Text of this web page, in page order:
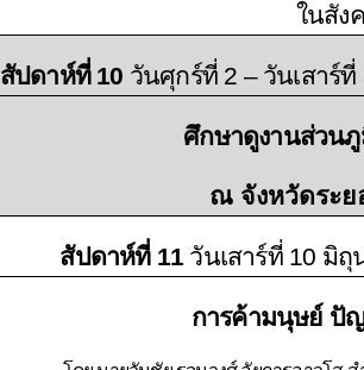
ในสัง
สัปดาห์ที่ 10 วันศุกร์ที่ 2 – วันเสาร์
ศึกษาดูงานส่วน
ณ จังหวัดระ
สัปดาห์ที่ 11 วันเสาร์ที่ 10 มิถุ
การค้ามนุษย์ ปั